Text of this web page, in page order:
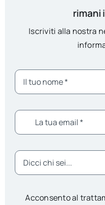
rimani
Iscriviti alla nostra
Acconsento al